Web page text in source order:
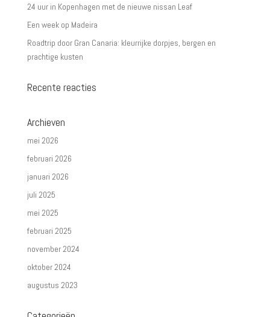
24 uur in Kopenhagen met de nieuwe nissan Leaf
Een week op Madeira
Roadtrip door Gran Canaria: kleurrijke dorpjes, bergen en
prachtige kusten
Recente reacties
Archieven
mei 2026
februari 2026
januari 2026
juli 2025
mei 2025
februari 2025
november 2024
oktober 2024
augustus 2023